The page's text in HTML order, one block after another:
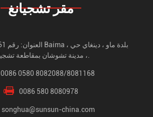
مقر تشجيانغ
0086 0580 8082088/8081168
0086 580 8080978
songhua@sunsun-china.com